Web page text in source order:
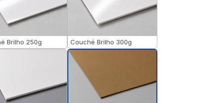
Brilho 250g Couché Brilho 300g